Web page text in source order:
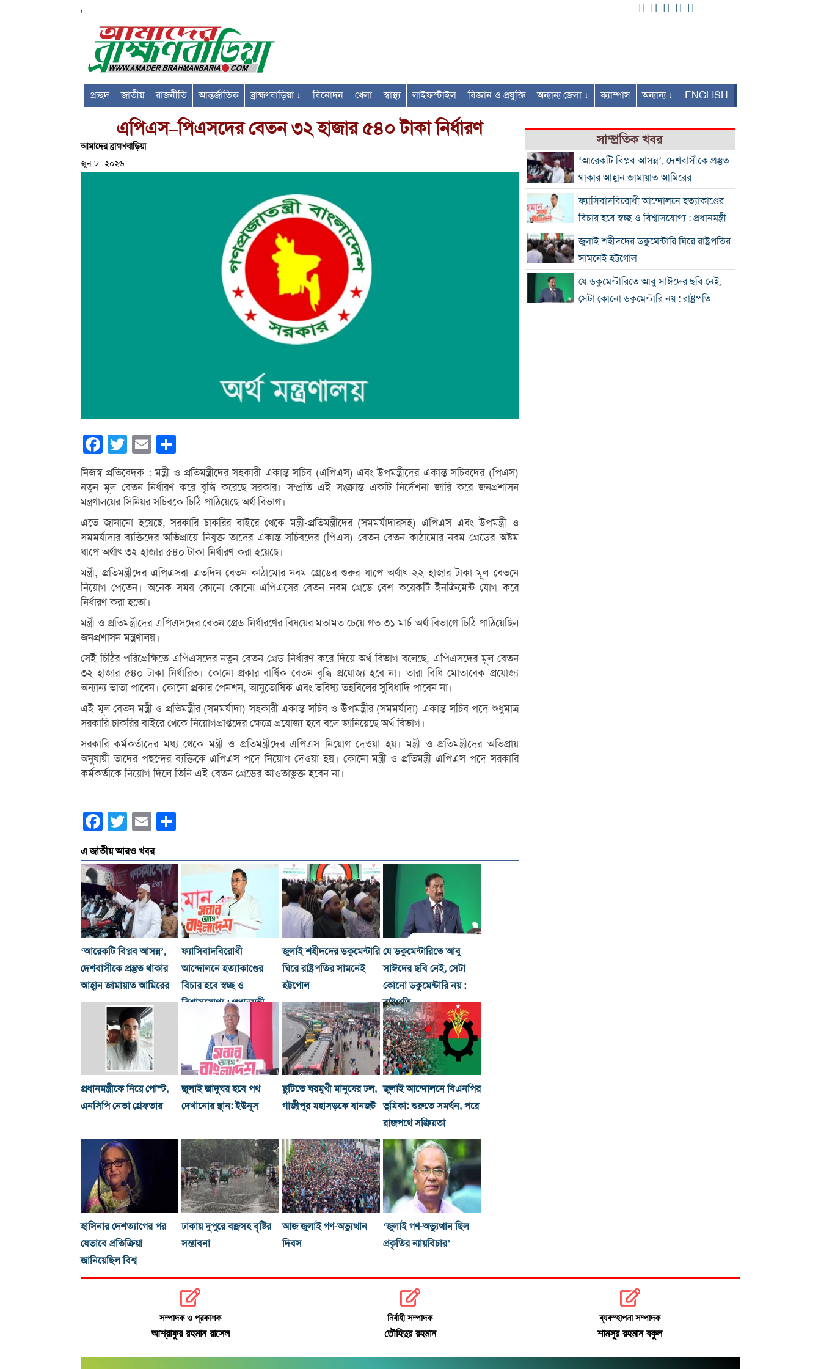
,
প্রচ্ছদ জাতীয় রাজনীতি আন্তর্জাতিক ব্রাহ্মণবাড়িয়া ↓ বিনোদন খেলা স্বাস্থ্য লাইফস্টাইল বিজ্ঞান ও প্রযুক্তি অন্যান্য জেলা ↓ ক্যাম্পাস অন্যান্য ↓ ENGLISH
এপিএস–পিএসদের বেতন ৩২ হাজার ৫৪০ টাকা নির্ধারণ
আমাদের ব্রাহ্মণবাড়িয়া
জুন ৮, ২০২৬
Facebook
Twitter Email
নিজস্ব প্রতিবেদক : মন্ত্রী ও প্রতিমন্ত্রীদের সহকারী একান্ত সচিব (এপিএস) এবং উপমন্ত্রীদের একান্ত সচিবদের (পিএস)
নতুন মূল বেতন নির্ধারণ করে বৃদ্ধি করেছে সরকার। সম্প্রতি এই সংক্রান্ত একটি নির্দেশনা জারি করে জনপ্রশাসন
মন্ত্রণালয়ের সিনিয়র সচিবকে চিঠি পাঠিয়েছে অর্থ বিভাগ।
এতে জানানো হয়েছে, সরকারি চাকরির বাইরে থেকে মন্ত্রী-প্রতিমন্ত্রীদের (সমমর্যাদারসহ) এপিএস এবং উপমন্ত্রী ও
সমমর্যাদার ব্যক্তিদের অভিপ্রায়ে নিযুক্ত তাদের একান্ত সচিবদের (পিএস) বেতন বেতন কাঠামোর নবম গ্রেডের অষ্টম
ধাপে অর্থাৎ ৩২ হাজার ৫৪০ টাকা নির্ধারণ করা হয়েছে।
মন্ত্রী, প্রতিমন্ত্রীদের এপিএসরা এতদিন বেতন কাঠামোর নবম গ্রেডের শুরুর ধাপে অর্থাৎ ২২ হাজার টাকা মূল বেতনে
নিয়োগ পেতেন। অনেক সময় কোনো কোনো এপিএসের বেতন নবম গ্রেডে বেশ কয়েকটি ইনক্রিমেন্ট যোগ করে
নির্ধারণ করা হতো।
মন্ত্রী ও প্রতিমন্ত্রীদের এপিএসদের বেতন গ্রেড নির্ধারণের বিষয়ের মতামত চেয়ে গত ৩১ মার্চ অর্থ বিভাগে চিঠি পাঠিয়েছিল
জনপ্রশাসন মন্ত্রণালয়।
সেই চিঠির পরিপ্রেক্ষিতে এপিএসদের নতুন বেতন গ্রেড নির্ধারণ করে দিয়ে অর্থ বিভাগ বলেছে, এপিএসদের মূল বেতন
৩২ হাজার ৫৪০ টাকা নির্ধারিত। কোনো প্রকার বার্ষিক বেতন বৃদ্ধি প্রযোজ্য হবে না। তারা বিধি মোতাবেক প্রযোজ্য
অন্যান্য ভাতা পাবেন। কোনো প্রকার পেনশন, আনুতোষিক এবং ভবিষ্য তহবিলের সুবিধাদি পাবেন না।
এই মূল বেতন মন্ত্রী ও প্রতিমন্ত্রীর (সমমর্যাদা) সহকারী একান্ত সচিব ও উপমন্ত্রীর (সমমর্যাদা) একান্ত সচিব পদে শুধুমাত্র
সরকারি চাকরির বাইরে থেকে নিয়োগপ্রাপ্তদের ক্ষেত্রে প্রযোজ্য হবে বলে জানিয়েছে অর্থ বিভাগ।
সরকারি কর্মকর্তাদের মধ্য থেকে মন্ত্রী ও প্রতিমন্ত্রীদের এপিএস নিয়োগ দেওয়া হয়। মন্ত্রী ও প্রতিমন্ত্রীদের অভিপ্রায়
অনুযায়ী তাদের পছন্দের ব্যক্তিকে এপিএস পদে নিয়োগ দেওয়া হয়। কোনো মন্ত্রী ও প্রতিমন্ত্রী এপিএস পদে সরকারি
কর্মকর্তাকে নিয়োগ দিলে তিনি এই বেতন গ্রেডের আওতাভুক্ত হবেন না।
Facebook
Twitter Email
এ জাতীয় আরও খবর
‘আরেকটি বিপ্লব আসন্ন’,
দেশবাসীকে প্রস্তুত থাকার
আহ্বান জামায়াত আমিরের
ফ্যাসিবাদবিরোধী
আন্দোলনে হত্যাকাণ্ডের
বিচার হবে স্বচ্ছ ও
বিশ্বাসযোগ্য : প্রধানমন্ত্রী
জুলাই শহীদদের ডকুমেন্টারি
ঘিরে রাষ্ট্রপতির সামনেই
হট্টগোল
যে ডকুমেন্টারিতে আবু
সাঈদের ছবি নেই, সেটা
কোনো ডকুমেন্টারি নয় :
রাষ্ট্রপতি
প্রধানমন্ত্রীকে নিয়ে পোস্ট,
এনসিপি নেতা গ্রেফতার
জুলাই জাদুঘর হবে পথ
দেখানোর স্থান: ইউনূস
ছুটিতে ঘরমুখী মানুষের ঢল,
গাজীপুর মহাসড়কে যানজট
জুলাই আন্দোলনে বিএনপির
ভূমিকা: শুরুতে সমর্থন, পরে
রাজপথে সক্রিয়তা
হাসিনার দেশত্যাগের পর
যেভাবে প্রতিক্রিয়া
জানিয়েছিল বিশ্ব
ঢাকায় দুপুরে বজ্রসহ বৃষ্টির
সম্ভাবনা
আজ জুলাই গণ-অভ্যুত্থান
দিবস
‘জুলাই গণ-অভ্যুত্থান ছিল
প্রকৃতির ন্যায়বিচার’
সাম্প্রতিক খবর
‘আরেকটি বিপ্লব আসন্ন’, দেশবাসীকে প্রস্তুত
থাকার আহ্বান জামায়াত আমিরের
ফ্যাসিবাদবিরোধী আন্দোলনে হত্যাকাণ্ডের
বিচার হবে স্বচ্ছ ও বিশ্বাসযোগ্য : প্রধানমন্ত্রী
জুলাই শহীদদের ডকুমেন্টারি ঘিরে রাষ্ট্রপতির
সামনেই হট্টগোল
যে ডকুমেন্টারিতে আবু সাঈদের ছবি নেই,
সেটা কোনো ডকুমেন্টারি নয় : রাষ্ট্রপতি
সম্পাদক ও প্রকাশক
আশ্রাফুর রহমান রাসেল
নির্বাহী সম্পাদক
তৌহিদুর রহমান
ব্যবস্হাপনা সম্পাদক
শামসুর রহমান বকুল